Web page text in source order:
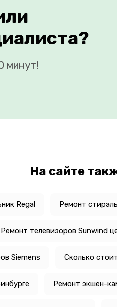
минут!
На сайте
Regal Ремонт
Ремонт телевизоров Sunwind
Siemens Сколько
Ремонт экшен-